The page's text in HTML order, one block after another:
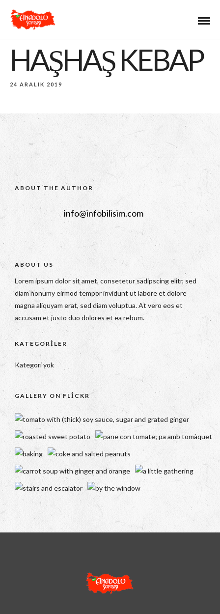
HAŞHAŞ KEBAP
24 ARALIK 2019
ABOUT THE AUTHOR
info@infobilisim.com
ABOUT US
Lorem ipsum dolor sit amet, consetetur sadipscing elitr, sed
diam nonumy eirmod tempor invidunt ut labore et dolore
magna aliquyam erat, sed diam voluptua. At vero eos et
accusam et justo duo dolores et ea rebum.
KATEGORILER
Kategori yok
GALLERY ON FLICKR